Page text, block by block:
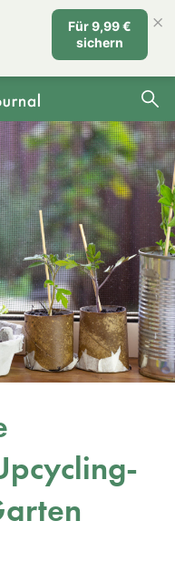
Für 9,99 €
sichern
×